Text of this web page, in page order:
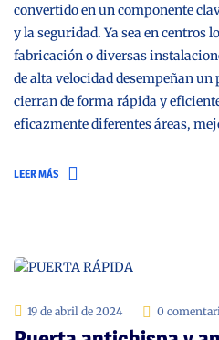
convertido en un componente
y la seguridad. Ya sea en centros
fabricación o diversas
de alta velocidad desempeñan un
cierran de forma rápida y
eficazmente diferentes áreas,
LEER MÁS
19 de abril de 2024 0